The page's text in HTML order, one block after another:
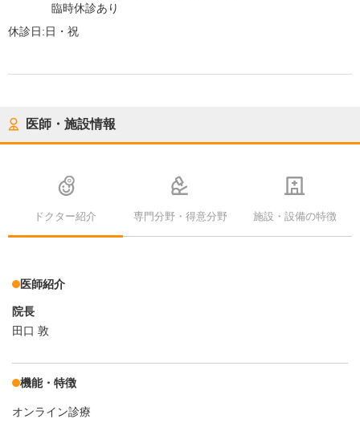
臨時休診あり
休診日:日・祝
医師・施設情報
ドクター紹介 専門分野・得意分野 施設・設備の特徴
医師紹介
院長
田口 敦
機能・特徴
オンライン診療